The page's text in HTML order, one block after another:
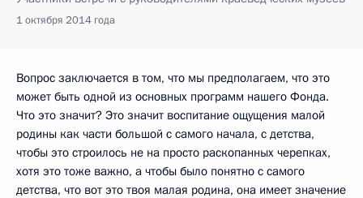
1 октября 2014 года
Вопрос заключается в том, что мы предполагаем, что это
может быть одной из основных программ нашего Фонда.
Что это значит? Это значит воспитание ощущения малой
родины как части большой с самого начала, с детства,
чтобы это строилось не на просто раскопанных черепках,
хотя это тоже важно, а чтобы было понятно с самого
детства, что вот это твоя малая родина, она имеет значение